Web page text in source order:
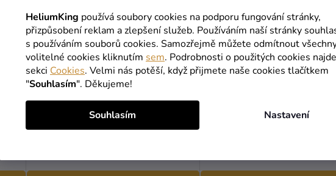
HeliumKing používá soubory cookies na podporu fungování stránky,
přizpůsobení reklam a zlepšení služeb. Používáním naší stránky
s používáním souborů cookies. Samozřejmě můžete odmítnout
volitelné cookies kliknutím sem. Podrobnosti o použitých cookies
sekci Cookies. Velmi nás potěší, když přijmete naše cookies tlačítkem
"Souhlasím". Děkujeme!
Nastavení
Souhlasím
Fóliový balón Happy Birthday To
Fóliový balonek "happy b-